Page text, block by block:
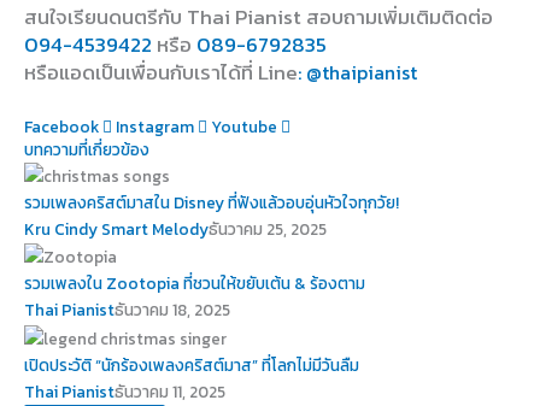
สนใจเรียนดนตรีกับ Thai Pianist สอบถามเพิ่มเติมติดต่อ
094-4539422 หรือ 089-6792835
หรือแอดเป็นเพื่อนกับเราได้ที่ Line: @thaipianist
Facebook Instagram
Youtube
บทความที่เกี่ยวข้อง
รวมเพลงคริสต์มาสใน Disney ที่ฟังแล้วอบอุ่นหัวใจทุกวัย!
Kru Cindy Smart Melodyธันวาคม 25, 2025
รวมเพลงใน Zootopia ที่ชวนให้ขยับเต้น & ร้องตาม
Thai Pianistธันวาคม 18, 2025
เปิดประวัติ “นักร้องเพลงคริสต์มาส” ที่โลกไม่มีวันลืม
Thai Pianistธันวาคม 11, 2025